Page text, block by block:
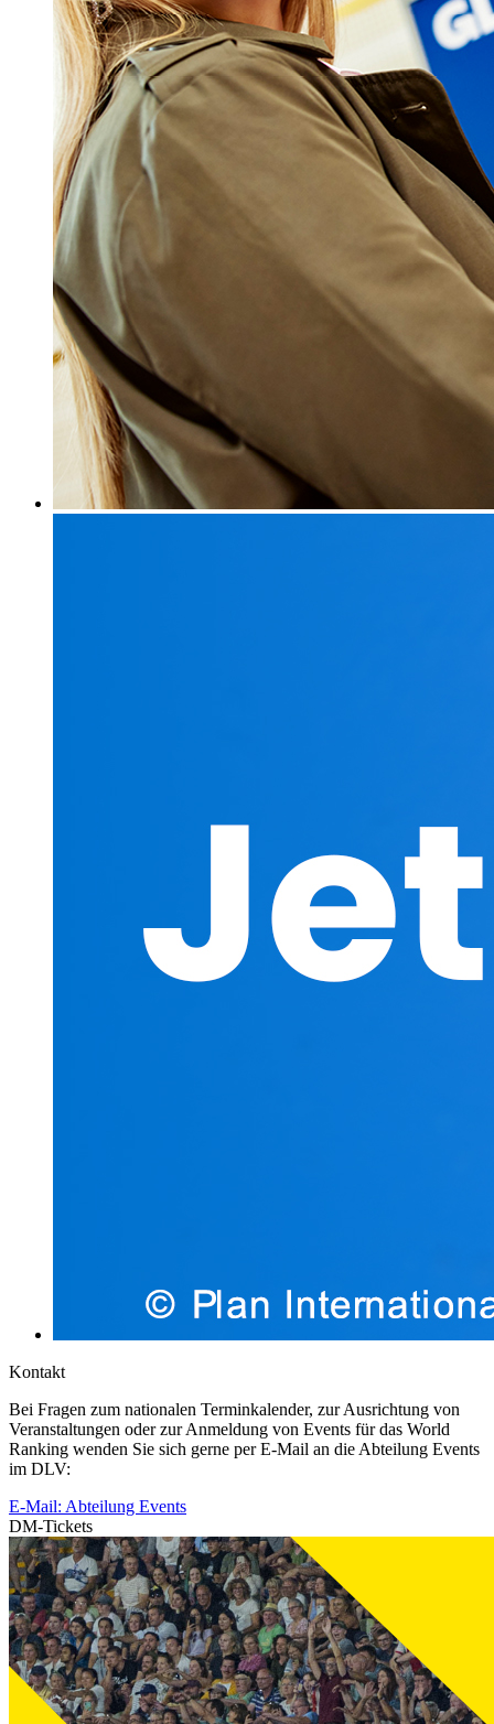
Kontakt
Bei Fragen zum nationalen Terminkalender, zur Ausrichtung von
Veranstaltungen oder zur Anmeldung von Events für das World
Ranking wenden Sie sich gerne per E-Mail an die Abteilung Events
im DLV:
E-Mail: Abteilung Events
DM-Tickets